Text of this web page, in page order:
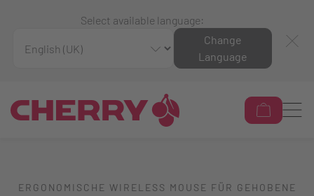
Select available language:
Change
Language
ERGONOMISCHE WIRELESS MOUSE FÜR GEHOBENE